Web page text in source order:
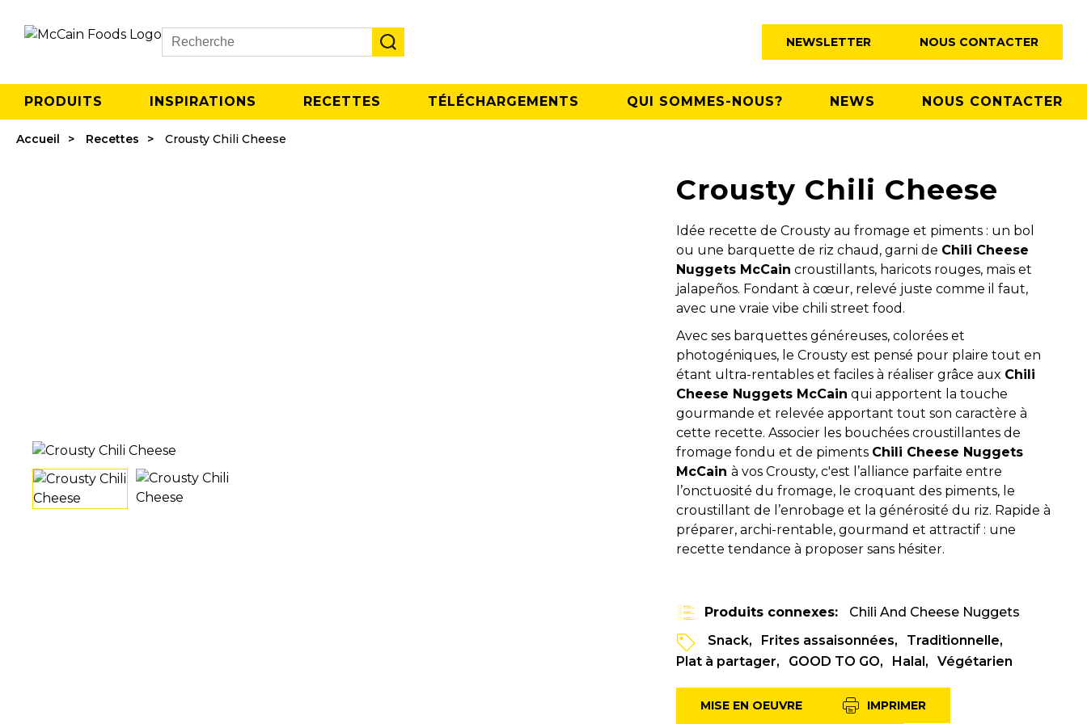
Search
NEWSLETTER NOUS CONTACTER
PRODUITS INSPIRATIONS RECETTES TÉLÉCHARGEMENTS QUI SOMMES-NOUS? NEWS NOUS CONTACTER
Accueil Recettes Crousty Chili Cheese
Crousty Chili Cheese
Idée recette de Crousty au fromage et piments : un bol
ou une barquette de riz chaud, garni de Chili Cheese
Nuggets McCain croustillants, haricots rouges, maïs et
jalapeños. Fondant à cœur, relevé juste comme il faut,
avec une vraie vibe chili street food.
Avec ses barquettes généreuses, colorées et
photogéniques, le Crousty est pensé pour plaire tout en
étant ultra-rentables et faciles à réaliser grâce aux Chili
Cheese Nuggets McCain qui apportent la touche
gourmande et relevée apportant tout son caractère à
cette recette. Associer les bouchées croustillantes de
fromage fondu et de piments Chili Cheese Nuggets
McCain à vos Crousty, c'est l’alliance parfaite entre
l’onctuosité du fromage, le croquant des piments, le
croustillant de l’enrobage et la générosité du riz. Rapide à
préparer, archi-rentable, gourmand et attractif : une
recette tendance à proposer sans hésiter.
Produits connexes:
Chili And Cheese Nuggets
Snack
Frites assaisonnées
Traditionnelle
Plat à partager
GOOD TO GO Halal Végétarien
MISE EN OEUVRE IMPRIMER